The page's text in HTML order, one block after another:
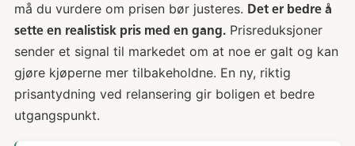
må du vurdere om prisen bør justeres. Det er bedre å
sette en realistisk pris med en gang.Prisreduksjoner
sender et signal til markedet om at noe er galt og kan
gjøre kjøperne mer tilbakeholdne. En ny, riktig
prisantydning ved relansering gir boligen et bedre
utgangspunkt.